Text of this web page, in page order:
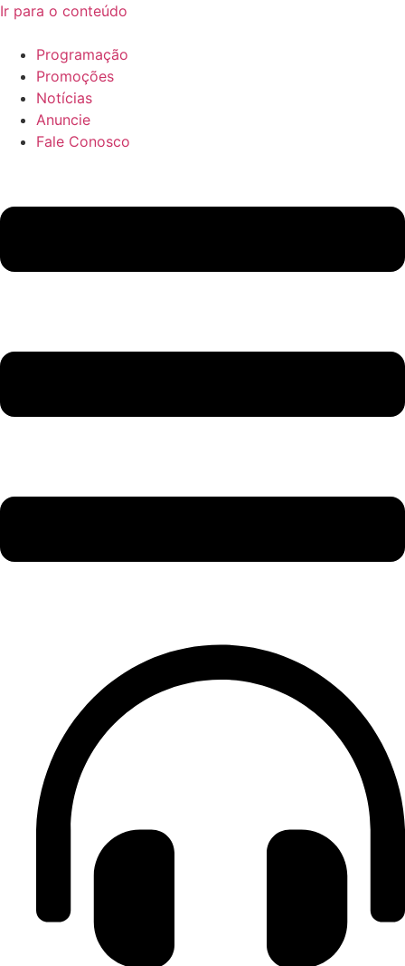
Ir para o conteúdo
Programação
Promoções
Notícias
Anuncie
Fale Conosco